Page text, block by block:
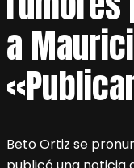
a
Beto Ortiz se